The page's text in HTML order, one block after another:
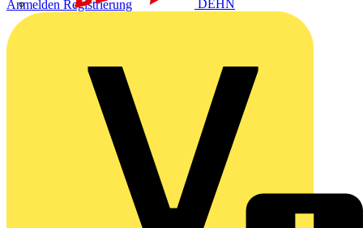
DEHN
Anmelden Registrierung